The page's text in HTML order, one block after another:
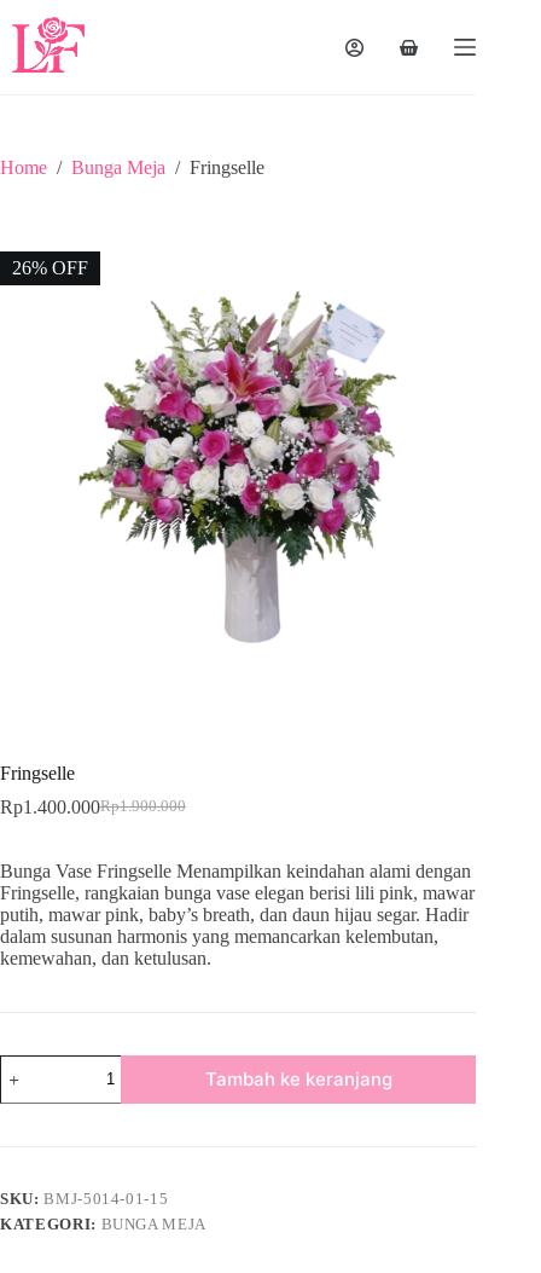
Home / Bunga Meja / Fringselle
26% OFF
Fringselle
Rp1.900.000
Rp1.400.000
Bunga Vase Fringselle Menampilkan keindahan alami dengan
Fringselle, rangkaian bunga vase elegan berisi lili pink, mawar
putih, mawar pink, baby’s breath, dan daun hijau segar. Hadir
dalam susunan harmonis yang memancarkan kelembutan,
kemewahan, dan ketulusan.
Tambah ke keranjang
SKU:BMJ-5014-01-15
KATEGORI: BUNGA MEJA